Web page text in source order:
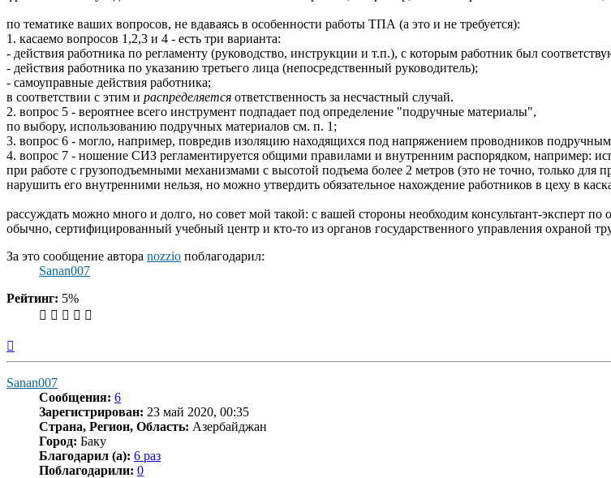
по тематике ваших вопросов, не вдаваясь в особенности работы ТПА (а это и не требуется):
1. касаемо вопросов 1,2,3 и 4 - есть три варианта:
- действия работника по регламенту (руководство, инструкции и т.п.), с которым работник был
- действия работника по указанию третьего лица (непосредственный руководитель);
- самоуправные действия работника;
в соответствии с этим и распределяется ответственность за несчастный случай.
2. вопрос 5 - вероятнее всего инструмент подпадает под определение "подручные материалы",
по выбору, использованию подручных материалов см. п. 1;
3. вопрос 6 - могло, например, повредив изоляцию находящихся под напряжением проводников
4. вопрос 7 - ношение СИЗ регламентируется общими правилами и внутренним распорядком, например:
при работе с грузоподъемными механизмами с высотой подъема более 2 метров (это не точно, только для
нарушить его внутренними нельзя, но можно утвердить обязательное нахождение работников в цеху в
рассуждать можно много и долго, но совет мой такой: с вашей стороны необходим консультант-эксперт по
обычно, сертифицированный учебный центр и кто-то из органов государственного управления охраной
За это сообщение автора nozzio поблагодарил:
Sanan007
Рейтинг: 5%
Sanan007
Сообщения: 6
Зарегистрирован: 23 май 2020, 00:35
Страна, Регион, Область: Азербайджан
Город: Баку
Благодарил (а): 6 раз
Поблагодарили: 0